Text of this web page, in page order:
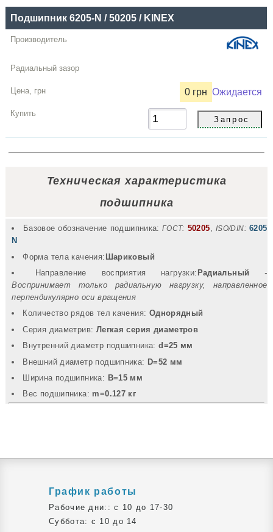
Подшипник 6205-N / 50205 / KINEX
0 грн Ожидается
Техническая характеристика
подшипника
Базовое обозначение подшипника: ГОСТ: 50205, ISO/DIN: 6205
N
Форма тела качения: Шариковый
Направление восприятия нагрузки: Радиальный
-
Воспринимает только радиальную нагрузку, направленное
перпендикулярно оси вращения
Количество рядов тел качения: Однорядный
Серия диаметрив: Легкая серия диаметров
Внутренний диаметр подшипника:d=25 мм
Внешний диаметр подшипника: D=52 мм
Ширина подшипника: B=15 мм
Вec подшипника: m=0.127 кг
График работы
Рабочие дни:: c 10 до 17-30
Суббота: c 10 до 14